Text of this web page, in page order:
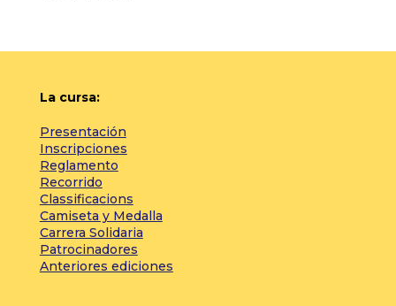
La cursa:
Presentación
Inscripciones
Reglamento
Recorrido
Classificacions
Camiseta y Medalla
Carrera Solidaria
Patrocinadores
Anteriores ediciones